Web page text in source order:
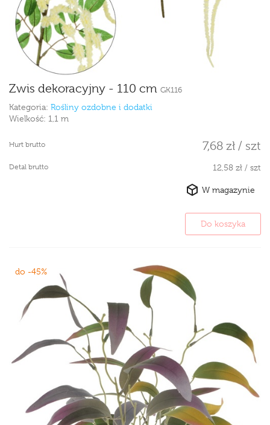
Zwis dekoracyjny - 110 cm GK116
Kategoria: Rośliny ozdobne i dodatki
Wielkość: 1,1 m
Hurt brutto 7,68 zł / szt
Detal brutto 12,58 zł / szt
W magazynie
Do koszyka
do -45%